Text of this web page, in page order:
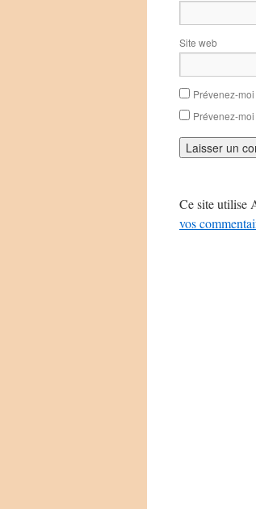
Site web
Prévenez-
Prévenez-
Ce site utilise
vos